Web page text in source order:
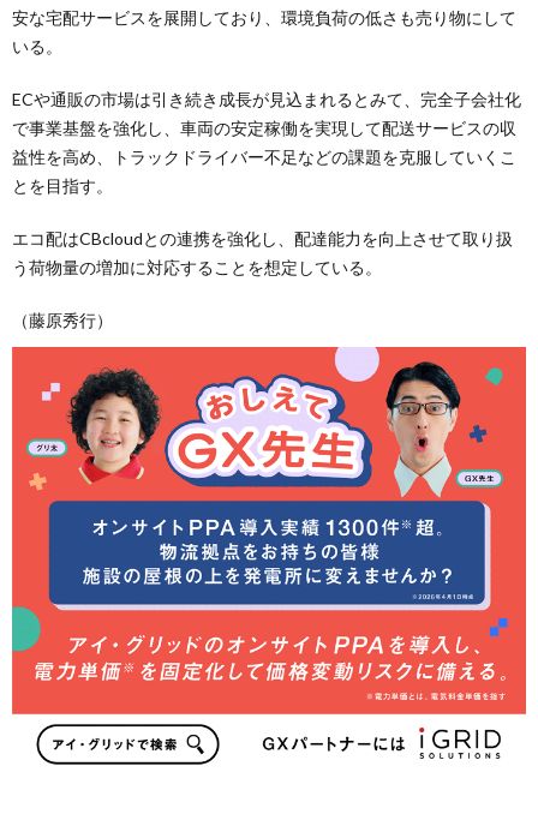
安な宅配サービスを展開しており、環境負荷の低さも売り物にして
いる。
ECや通販の市場は引き続き成長が見込まれるとみて、完全子会社化
で事業基盤を強化し、車両の安定稼働を実現して配送サービスの収
益性を高め、トラックドライバー不足などの課題を克服していくこ
とを目指す。
エコ配はCBcloudとの連携を強化し、配達能力を向上させて取り扱
う荷物量の増加に対応することを想定している。
（藤原秀行）